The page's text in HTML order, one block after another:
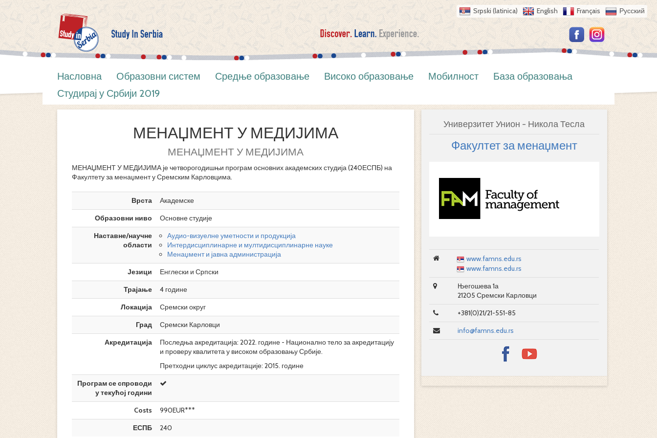
Srpski (latinica) English Français Русский
Насловна Образовни систем Средње образовање Високо образовање Мобилност
База образовања
Студирај у Србији 2019
МЕНАЏМЕНТ У МЕДИЈИМА
МЕНАЏМЕНТ У МЕДИЈИМА
МЕНАЏМЕНТ У МЕДИЈИМА је четворогодишњи програм основних академских студија (240ЕСПБ) на
Факултету за менаџмент у Сремским Карловцима.
Врста
Академске
Образовни ниво
Основне студије
Наставне/научне
области
Аудио-визуелне уметности и продукција
Интердисциплинарне и мултидисциплинарне науке
Менаџмент и јавна администрација
Језици
Енглески и Српски
Трајање
4 године
Локација
Сремски округ
Град
Сремски Карловци
Акредитација
Последња акредитација: 2022. године - Национално тело за акредитацију
и проверу квалитета у високом образовању Србије.
Претходни циклус акредитације: 2015. године
Програм се спроводи
у текућој години
Costs
990EUR***
ЕСПБ
240
Универзитет Унион - Никола Тесла
Факултет за менаџмент
www.famns.edu.rs
www.famns.edu.rs
Његошева 1а
21205 Сремски Карловци
+381(0)21/21-551-85
info@famns.edu.rs